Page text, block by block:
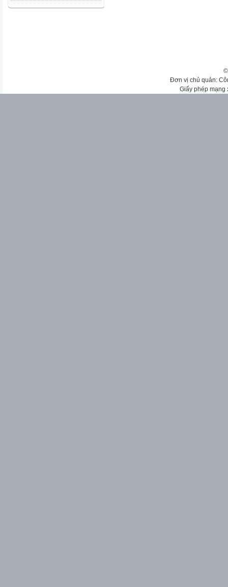
Đơn vị chủ quản:
Giấy phép mạng